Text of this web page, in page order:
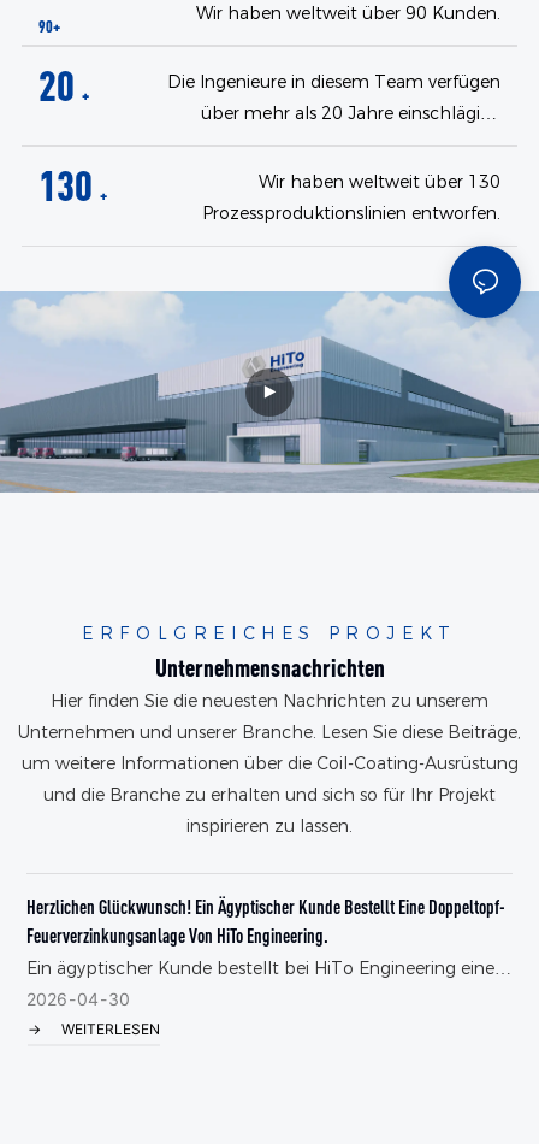
90+
Wir haben weltweit über 90 Kunden.
20 +
Die Ingenieure in diesem Team verfügen
über mehr als 20 Jahre einschlägige
Berufserfahrung.
130 +
Wir haben weltweit über 130
Prozessproduktionslinien entworfen.
ERFOLGREICHES PROJEKT
Unternehmensnachrichten
Hier finden Sie die neuesten Nachrichten zu unserem
Unternehmen und unserer Branche. Lesen Sie diese Beiträge,
um weitere Informationen über die Coil-Coating-Ausrüstung
und die Branche zu erhalten und sich so für Ihr Projekt
inspirieren zu lassen.
Herzlichen Glückwunsch! Ein Ägyptischer Kunde Bestellt Eine Doppeltopf-
Feuerverzinkungsanlage Von HiTo Engineering.
Ein ägyptischer Kunde bestellt bei HiTo Engineering eine
Doppeltopf-Feuerverzinkungsanlage.
2026 04 30
WEITERLESEN